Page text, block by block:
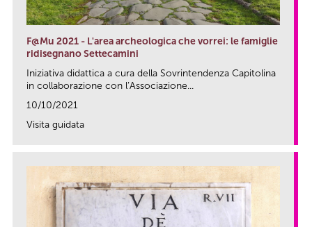
F@Mu 2021 - L'area archeologica che vorrei: le famiglie
ridisegnano Settecamini
Iniziativa didattica a cura della Sovrintendenza Capitolina
in collaborazione con l’Associazione...
10/10/2021
Visita guidata